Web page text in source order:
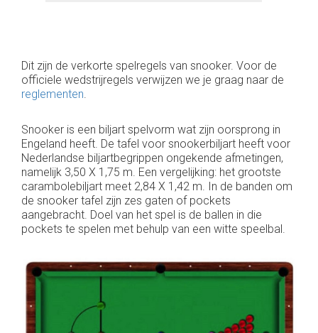
Dit zijn de verkorte spelregels van snooker. Voor de
officiele wedstrijregels verwijzen we je graag naar de
reglementen.
Snooker is een biljart spelvorm wat zijn oorsprong in
Engeland heeft. De tafel voor snookerbiljart heeft voor
Nederlandse biljartbegrippen ongekende afmetingen,
namelijk 3,50 X 1,75 m. Een vergelijking: het grootste
carambolebiljart meet 2,84 X 1,42 m. In de banden om
de snooker tafel zijn zes gaten of pockets
aangebracht. Doel van het spel is de ballen in die
pockets te spelen met behulp van een witte speelbal.